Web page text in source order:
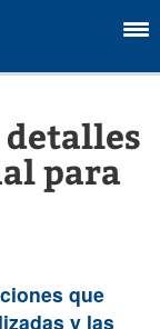
detalles
para
que
y las